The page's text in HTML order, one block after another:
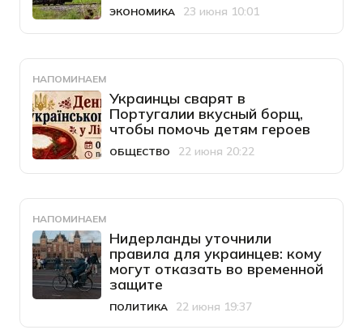
Категория
ЭКОНОМИКА
Дата публикации
23 июня 10:01
НАПОМИНАЕМ
Украинцы сварят в
Португалии вкусный борщ,
чтобы помочь детям героев
Категория
ОБЩЕСТВО
Дата публикации
22 июня 20:22
НАПОМИНАЕМ
Нидерланды уточнили
правила для украинцев: кому
могут отказать во временной
защите
Категория
ПОЛИТИКА
Дата публикации
22 июня 19:37